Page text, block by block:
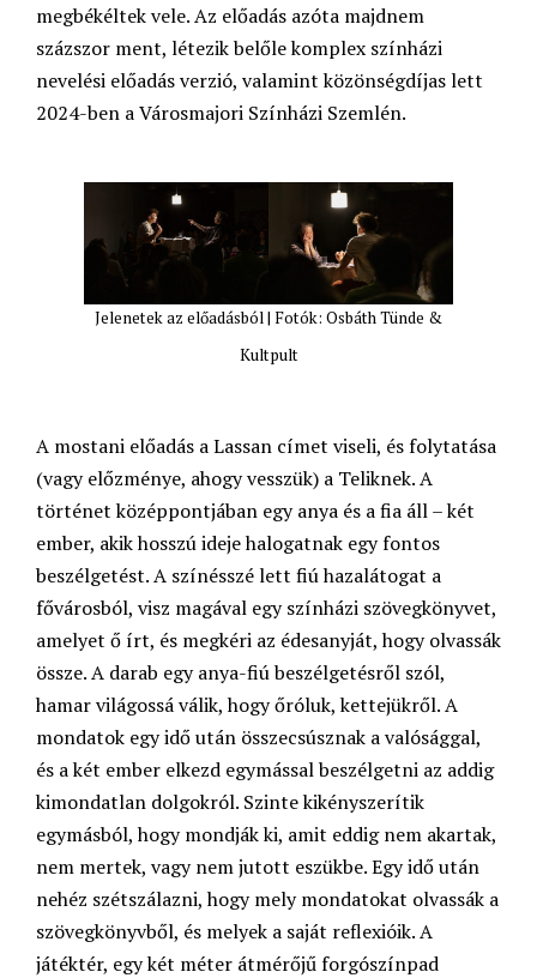
megbékéltek vele. Az előadás azóta majdnem
százszor ment, létezik belőle komplex színházi
nevelési előadás verzió, valamint közönségdíjas lett
2024-ben a Városmajori Színházi Szemlén.
Jelenetek az előadásból | Fotók: Osbáth Tünde &
Kultpult
A mostani előadás a Lassan címet viseli, és folytatása
(vagy előzménye, ahogy vesszük) a Teliknek. A
történet középpontjában egy anya és a fia áll – két
ember, akik hosszú ideje halogatnak egy fontos
beszélgetést. A színésszé lett fiú hazalátogat a
fővárosból, visz magával egy színházi szövegkönyvet,
amelyet ő írt, és megkéri az édesanyját, hogy olvassák
össze. A darab egy anya-fiú beszélgetésről szól,
hamar világossá válik, hogy őróluk, kettejükről. A
mondatok egy idő után összecsúsznak a valósággal,
és a két ember elkezd egymással beszélgetni az addig
kimondatlan dolgokról. Szinte kikényszerítik
egymásból, hogy mondják ki, amit eddig nem akartak,
nem mertek, vagy nem jutott eszükbe. Egy idő után
nehéz szétszálazni, hogy mely mondatokat olvassák a
szövegkönyvből, és melyek a saját reflexióik. A
játéktér, egy két méter átmérőjű forgószínpad